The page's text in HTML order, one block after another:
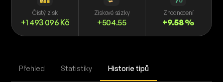
Čistý zisk
+1 493 096 Kč
Ziskové sázky
+504.55
Zhodnocení
+9.58 %
Přehled Statistiky Historie tipů